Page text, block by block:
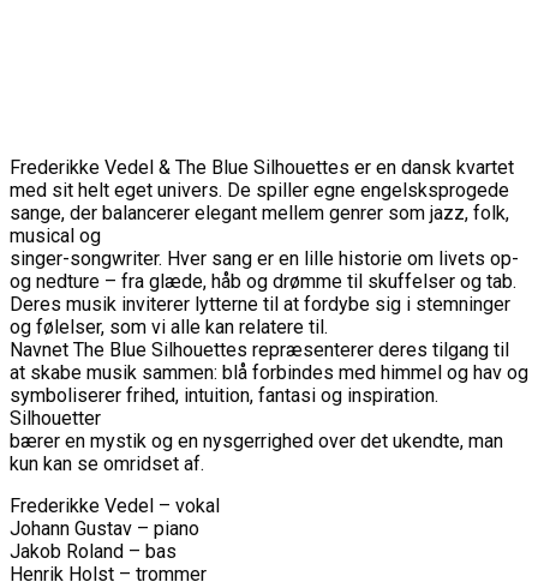
Frederikke Vedel & The Blue Silhouettes er en dansk kvartet
med sit helt eget univers. De spiller egne engelsksprogede
sange, der balancerer elegant mellem genrer som jazz, folk,
musical og
singer-songwriter. Hver sang er en lille historie om livets op-
og nedture – fra glæde, håb og drømme til skuffelser og tab.
Deres musik inviterer lytterne til at fordybe sig i stemninger
og følelser, som vi alle kan relatere til.
Navnet The Blue Silhouettes repræsenterer deres tilgang til
at skabe musik sammen: blå forbindes med himmel og hav og
symboliserer frihed, intuition, fantasi og inspiration.
Silhouetter
bærer en mystik og en nysgerrighed over det ukendte, man
kun kan se omridset af.
Frederikke Vedel – vokal
Johann Gustav – piano
Jakob Roland – bas
Henrik Holst – trommer